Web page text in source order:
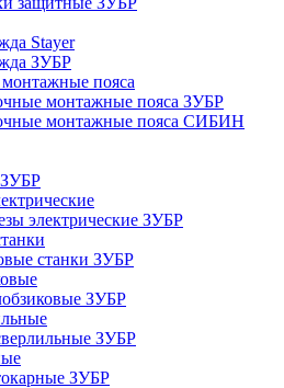
Stayer
ЗУБР
пояса
монтажные пояса ЗУБР
монтажные пояса СИБИН
электрические ЗУБР
станки ЗУБР
ЗУБР
ЗУБР
ЗУБР